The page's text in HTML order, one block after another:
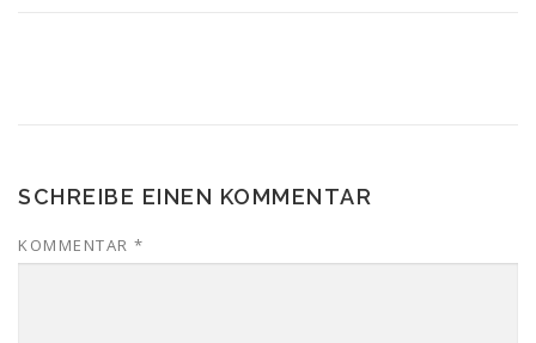
SCHREIBE EINEN KOMMENTAR
KOMMENTAR *